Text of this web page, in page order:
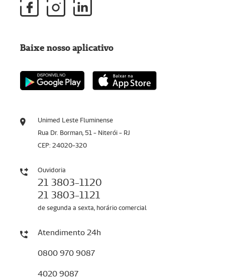
Unimed Leste Fluminense
Rua Dr. Borman, 51 - Niterói - RJ
CEP: 24020-320
Ouvidoria
21 3803-1120
21 3803-1121
de segunda a sexta, horário comercial
Atendimento 24h
0800 970 9087
4020 9087
Baixe nosso aplicativo